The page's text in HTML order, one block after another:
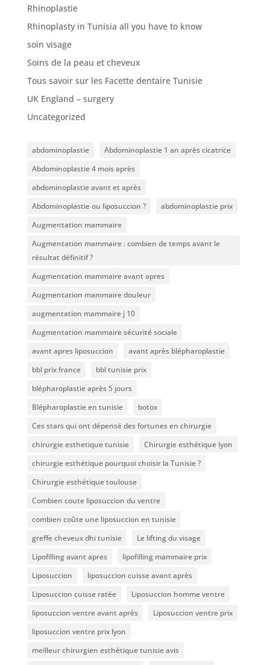
Rhinoplastie
Rhinoplasty in Tunisia all you have to know
soin visage
Soins de la peau et cheveux
Tous savoir sur les Facette dentaire Tunisie
UK England – surgery
Uncategorized
abdominoplastie
Abdominoplastie 1 an après cicatrice
Abdominoplastie 4 mois après
abdominoplastie avant et après
Abdominoplastie ou liposuccion ?
abdominoplastie prix
Augmentation mammaire
Augmentation mammaire : combien de temps avant le
résultat définitif ?
Augmentation mammaire avant apres
Augmentation mammaire douleur
augmentation mammaire j 10
Augmentation mammaire sécurité sociale
avant apres liposuccion
avant après blépharoplastie
bbl prix france
bbl tunisie prix
blépharoplastie après 5 jours
Blépharoplastie en tunisie
botox
Ces stars qui ont dépensé des fortunes en chirurgie
chirurgie esthetique tunisie
Chirurgie esthétique lyon
chirurgie esthétique pourquoi choisir la Tunisie ?
Chirurgie esthétique toulouse
Combien coute liposuccion du ventre​
combien coûte une liposuccion en tunisie
greffe cheveux dhi tunisie
Le lifting du visage
Lipofilling avant apres
lipofilling mammaire prix
Liposuccion
liposuccion cuisse avant après
Liposuccion cuisse ratée
Liposuccion homme ventre
liposuccion ventre avant après
Liposuccion ventre prix
liposuccion ventre prix lyon
meilleur chirurgien esthétique tunisie avis